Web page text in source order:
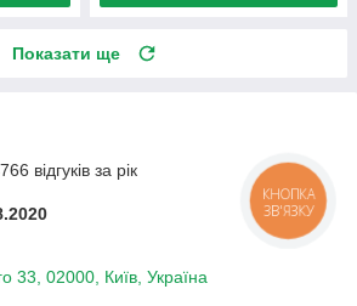
Показати ще
відгуків за рік
33, 02000, Київ, Україна
КНОПКА
ЗВ'ЯЗКУ